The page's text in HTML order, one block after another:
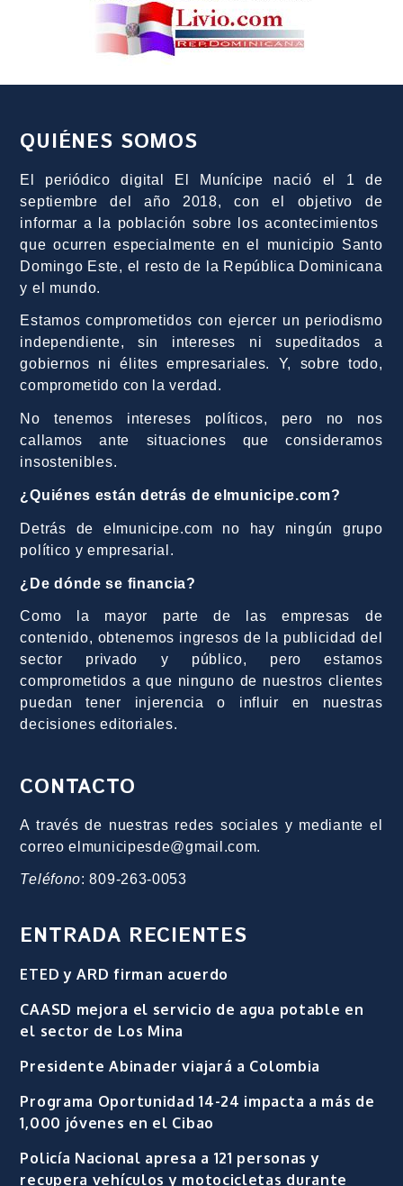
QUIÉNES SOMOS
El periódico digital El Munícipe nació el 1 de
septiembre del año 2018, con el objetivo de
informar a la población sobre los acontecimientos
que ocurren especialmente en el municipio Santo
Domingo Este, el resto de la República Dominicana
y el mundo.
Estamos comprometidos con ejercer un periodismo
independiente, sin intereses ni supeditados a
gobiernos ni élites empresariales. Y, sobre todo,
comprometido con la verdad.
No tenemos intereses políticos, pero no nos
callamos ante situaciones que consideramos
insostenibles.
¿Quiénes están detrás de elmunicipe.com?
Detrás de elmunicipe.com no hay ningún grupo
político y empresarial.
¿De dónde se financia?
Como la mayor parte de las empresas de
contenido, obtenemos ingresos de la publicidad del
sector privado y público, pero estamos
comprometidos a que ninguno de nuestros clientes
puedan tener injerencia o influir en nuestras
decisiones editoriales.
CONTACTO
A través de nuestras redes sociales y mediante el
correo elmunicipesde@gmail.com.
Teléfono: 809-263-0053
ENTRADA RECIENTES
ETED y ARD firman acuerdo
CAASD mejora el servicio de agua potable en
el sector de Los Mina
Presidente Abinader viajará a Colombia
Programa Oportunidad 14-24 impacta a más de
1,000 jóvenes en el Cibao
Policía Nacional apresa a 121 personas y
recupera vehículos y motocicletas durante